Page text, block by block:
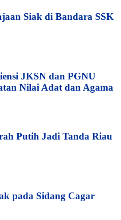
Siak di Bandara SSK
JKSN dan PGNU
Nilai Adat dan Agama
Putih Jadi Tanda Riau
pada Sidang Cagar